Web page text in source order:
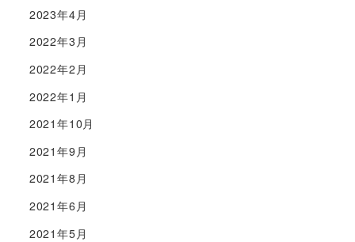
2023年4月
2022年3月
2022年2月
2022年1月
2021年10月
2021年9月
2021年8月
2021年6月
2021年5月